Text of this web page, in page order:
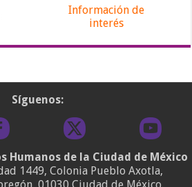
Información de
interés
Síguenos:
Humanos de la Ciudad de México
1449, Colonia Pueblo Axotla,